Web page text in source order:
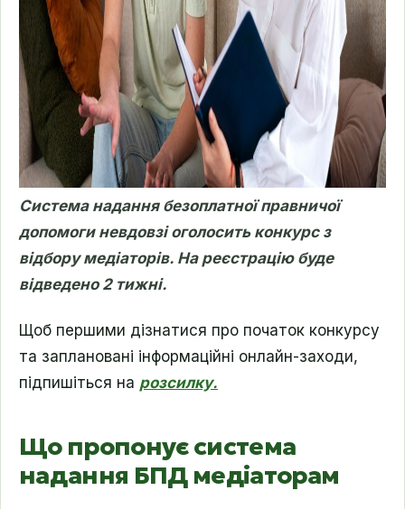
Система надання безоплатної правничої
допомоги невдовзі оголосить конкурс з
відбору медіаторів. На реєстрацію буде
відведено 2 тижні.
Щоб першими дізнатися про початок конкурсу
та заплановані інформаційні онлайн-заходи,
підпишіться на розсилку.
Що пропонує система
надання БПД медіаторам